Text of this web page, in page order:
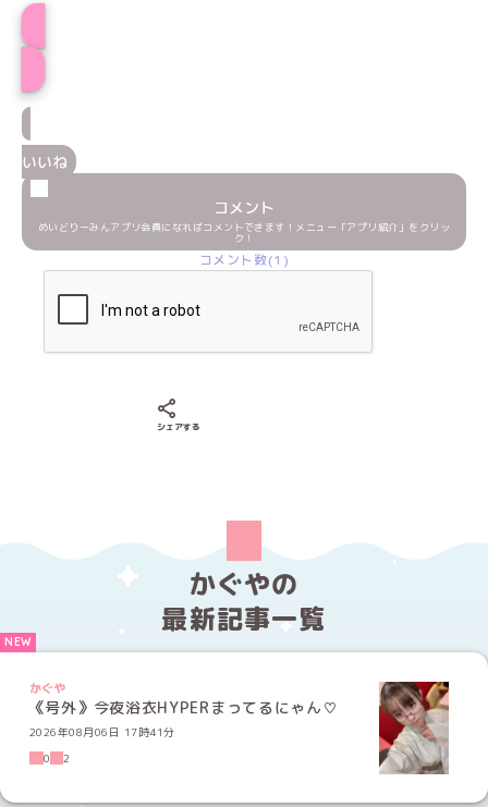
いいね
コメント
めいどりーみんアプリ会員になればコメントできます！メニュー「アプリ紹介」をクリッ
ク！
コメント数(1)
シェアする
かぐやの
最新記事一覧
かぐや
《号外》今夜浴衣HYPERまってるにゃん♡
2026年08月06日 17時41分
0
2